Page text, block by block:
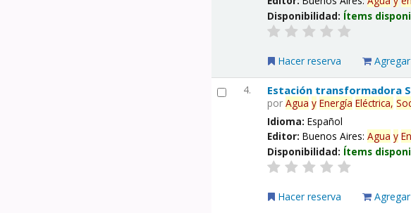
Disponibilidad: Ítems
Hacer reserva
4. Estación transformadora
porAgua y Energía Eléctrica,
Idioma:Español
Editor:Buenos Aires:Agua y
Disponibilidad: Ítems
Hacer reserva